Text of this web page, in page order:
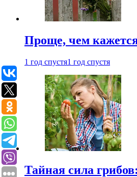
Проще, чем
1 год спустя1 год спустя
Тайная сила